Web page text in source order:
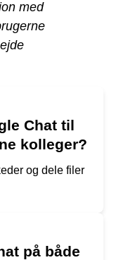
med
Chat til
kolleger?
og dele filer
på både